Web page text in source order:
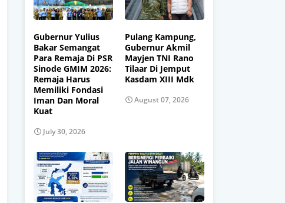
Gubernur Yulius
Bakar Semangat
Para Remaja Di PSR
Sinode GMIM 2026:
Remaja Harus
Memiliki Fondasi
Iman Dan Moral
Kuat
July 30, 2026
Pulang Kampung,
Gubernur Akmil
Mayjen TNI Rano
Tilaar Di Jemput
Kasdam XIII Mdk
August 07, 2026